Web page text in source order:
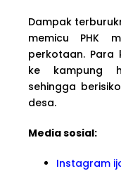
Dampak
memicu PHK
perkotaan. Para
ke kampung
sehingga
desa.
Media sosial:
Instagram